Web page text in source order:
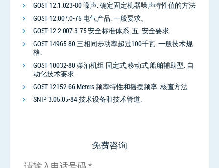
GOST 12.1.023-80 噪声. 确定固定机器噪声特性值的方法
GOST 12.007.0-75 电气产品. 一般要求。
GOST 12.2.007.3-75 安全标准体系. 五. 安全要求
GOST 14965-80 三相同步功率超过100千瓦. 一般技术规
格.
GOST 10032-80 柴油机组 固定式,移动式,船舶辅助型. 自
动化技术要求.
GOST 12152-66 Meters 频率特性和摇摆频率. 核查方法
SNIP 3.05.05-84 技术设备和技术管道.
免费咨询